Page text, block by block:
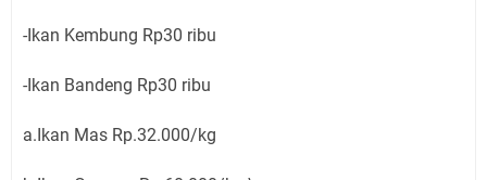
-Ikan Kembung Rp30 ribu
-Ikan Bandeng Rp30 ribu
a.Ikan Mas Rp.32.000/kg